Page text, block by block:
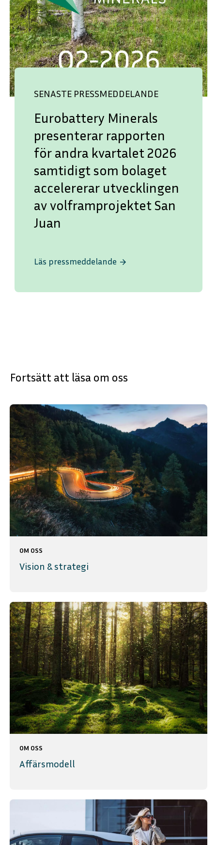
SENASTE PRESSMEDDELANDE
Eurobattery Minerals
presenterar rapporten
för andra kvartalet 2026
samtidigt som bolaget
accelererar utvecklingen
av volframprojektet San
Juan
Läs pressmeddelande arrow_forward
Fortsätt att läsa om oss
OM OSS
Vision & strategi
OM OSS
Affärsmodell